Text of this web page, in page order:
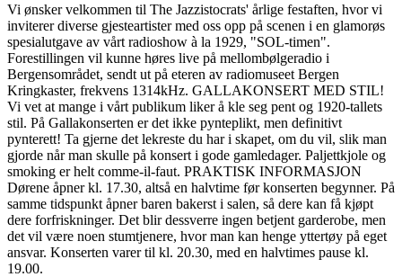
Vi ønsker velkommen til The Jazzistocrats' årlige festaften, hvor vi
inviterer diverse gjesteartister med oss opp på scenen i en glamorøs
spesialutgave av vårt radioshow à la 1929, "SOL-timen".
Forestillingen vil kunne høres live på mellombølgeradio i
Bergensområdet, sendt ut på eteren av radiomuseet Bergen
Kringkaster, frekvens 1314kHz. GALLAKONSERT MED STIL!
Vi vet at mange i vårt publikum liker å kle seg pent og 1920-tallets
stil. På Gallakonserten er det ikke pynteplikt, men definitivt
pynterett! Ta gjerne det lekreste du har i skapet, om du vil, slik man
gjorde når man skulle på konsert i gode gamledager. Paljettkjole og
smoking er helt comme-il-faut. PRAKTISK INFORMASJON
Dørene åpner kl. 17.30, altså en halvtime før konserten begynner. På
samme tidspunkt åpner baren bakerst i salen, så dere kan få kjøpt
dere forfriskninger. Det blir dessverre ingen betjent garderobe, men
det vil være noen stumtjenere, hvor man kan henge yttertøy på eget
ansvar. Konserten varer til kl. 20.30, med en halvtimes pause kl.
19.00.